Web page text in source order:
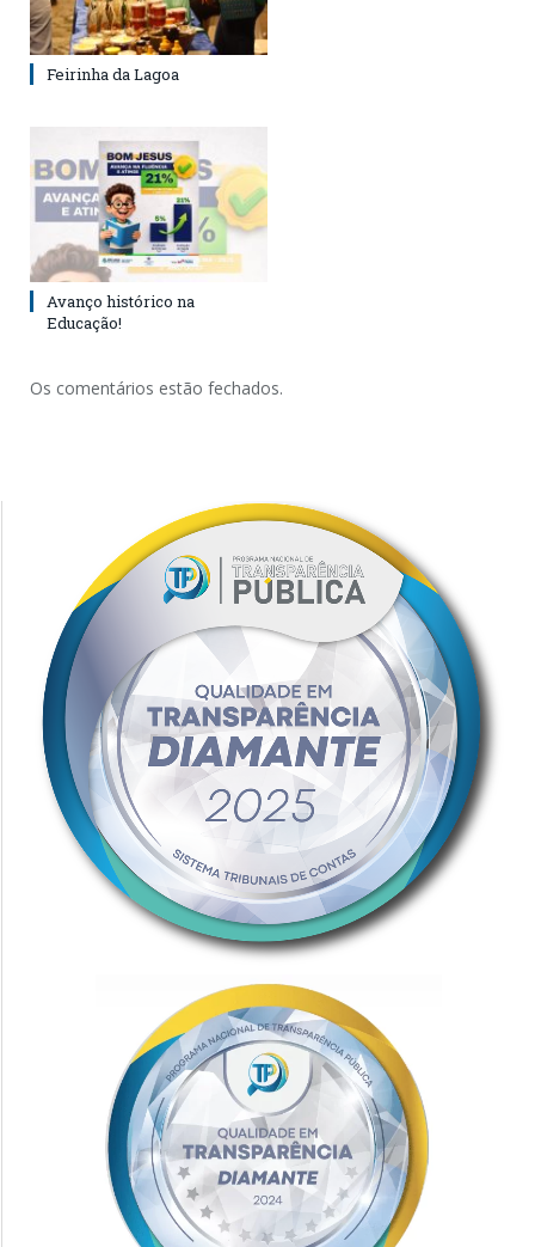
Feirinha da Lagoa
Avanço histórico na
Educação!
Os comentários estão fechados.